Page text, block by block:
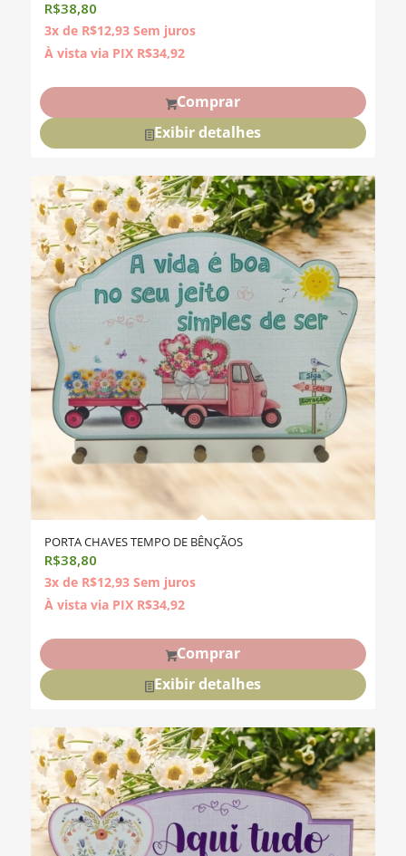
R$38,80
3x de R$12,93 Sem juros
À vista via PIX R$34,92
Comprar
Exibir detalhes
PORTA CHAVES TEMPO DE BÊNÇÃOS
R$38,80
3x de R$12,93 Sem juros
À vista via PIX R$34,92
Comprar
Exibir detalhes